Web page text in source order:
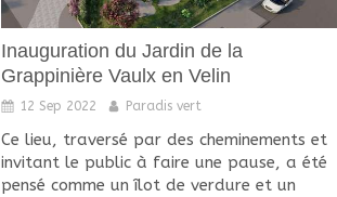
Inauguration du Jardin de la
Grappinière Vaulx en Velin
12 Sep 2022 Paradis vert
Ce lieu, traversé par des cheminements et
invitant le public à faire une pause, a été
pensé comme un îlot de verdure et un